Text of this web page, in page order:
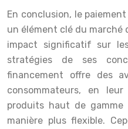
En conclusion, le
un élément clé du marché
impact significatif sur
stratégies de ses
financement offre des
consommateurs, en
produits haut de
manière plus flexible.